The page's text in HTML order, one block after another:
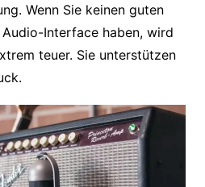
Wenn Sie keinen guten
Interface haben, wird
teuer. Sie unterstützen